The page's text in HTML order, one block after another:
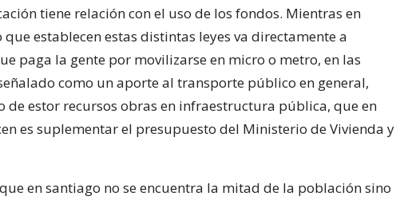
tiene relación con el uso de los fondos. Mientras en
establecen estas distintas leyes va directamente a
paga la gente por movilizarse en micro o metro, en las
como un aporte al transporte público en general,
de estor recursos obras en infraestructura pública, que en
es suplementar el presupuesto del Ministerio de Vivienda y
en santiago no se encuentra la mitad de la población sino